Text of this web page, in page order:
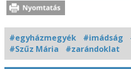
#egyházmegyék #imádság
#Szűz Mária
#zarándoklat